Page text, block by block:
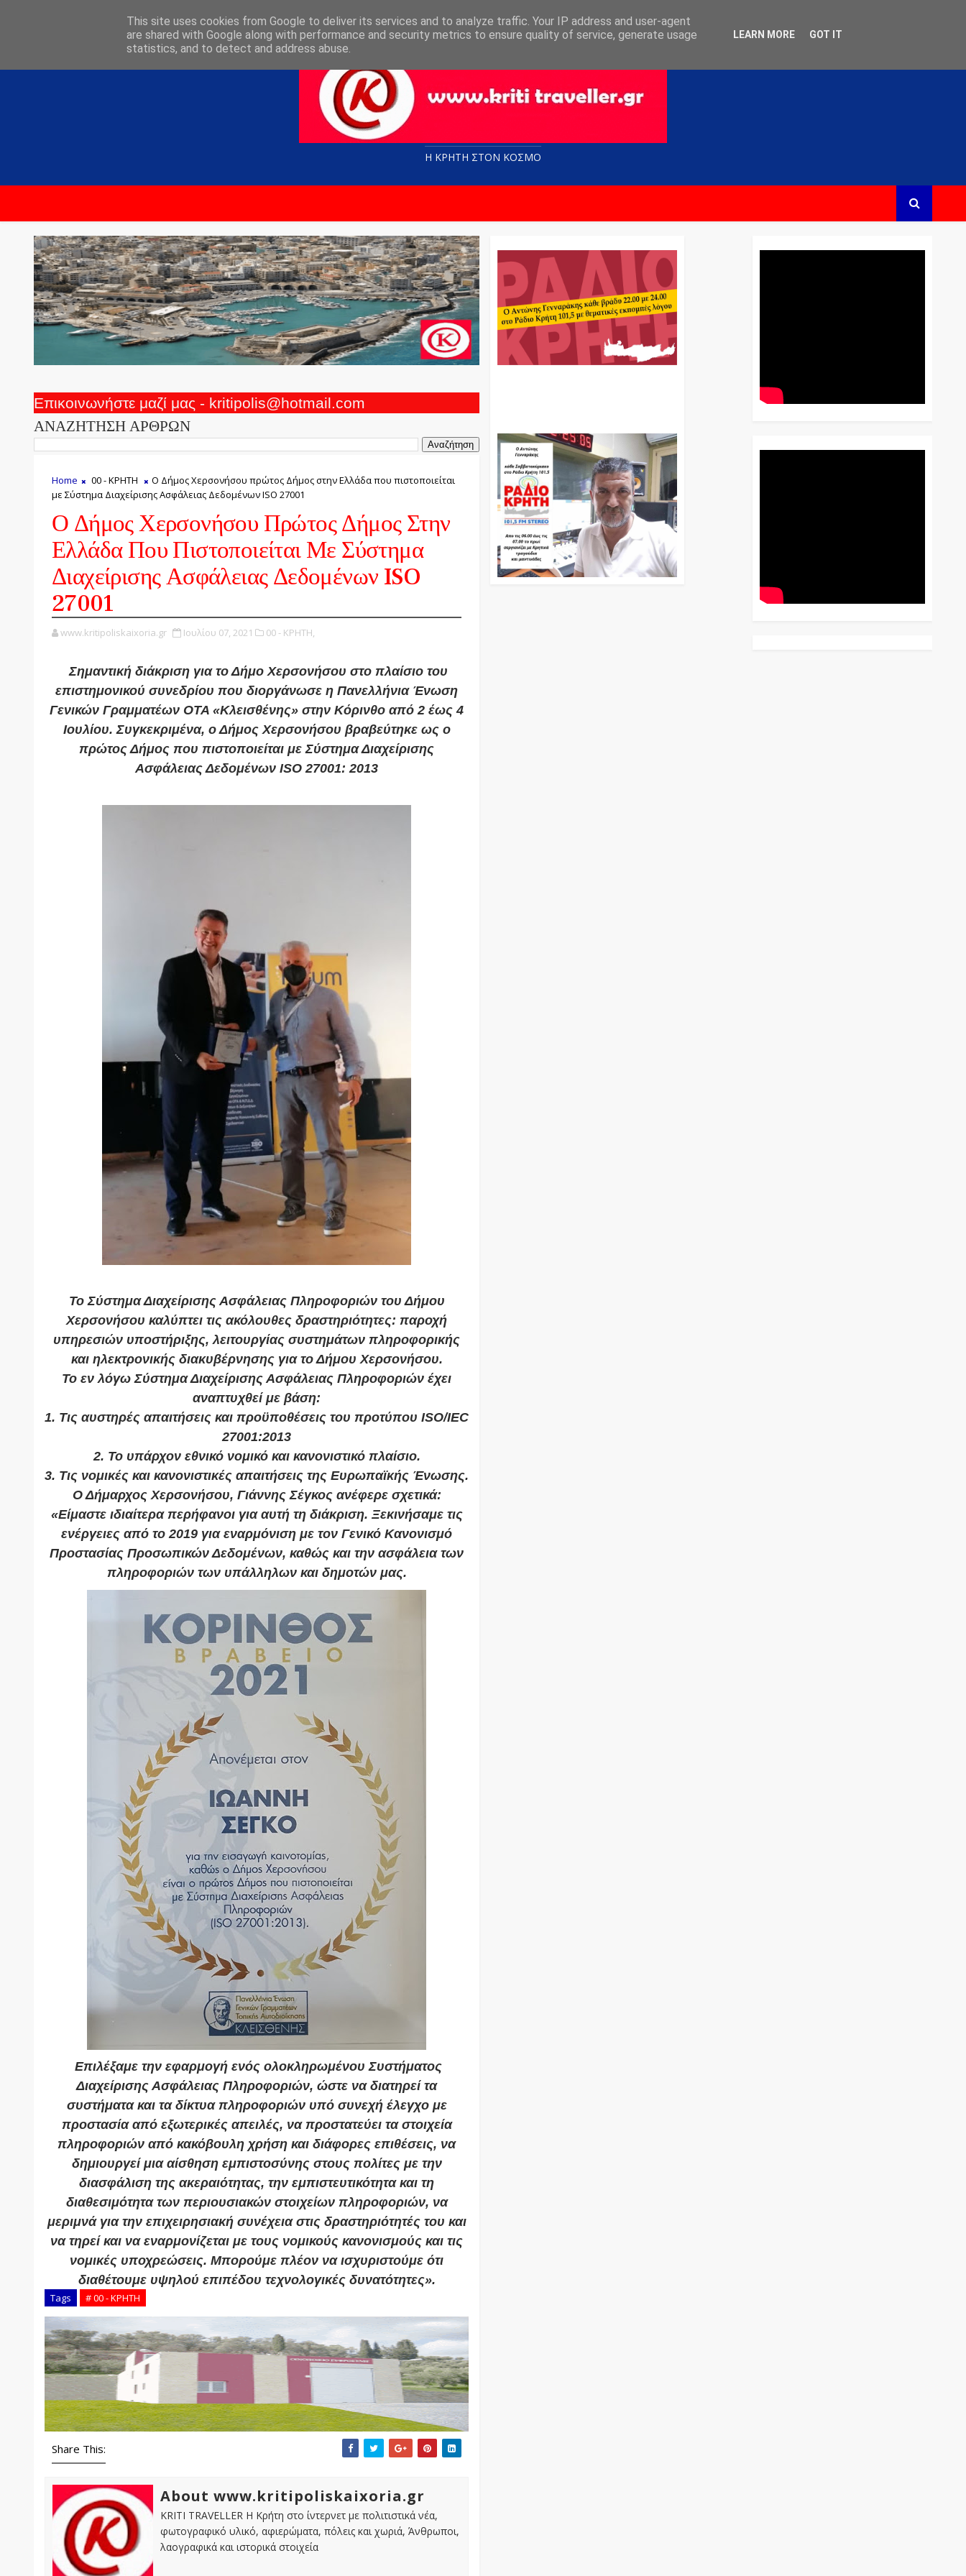
Η ΚΡΗΤΗ ΣΤΟN KOΣΜΟ
Επικοινωνήστε μαζί μας - kritipolis@hotmail.com
ΑΝΑΖΗΤΗΣΗ ΑΡΘΡΩΝ
Home 00 - ΚΡΗΤΗ
Ο Δήμος Χερσονήσου πρώτος Δήμος στην Ελλάδα που πιστοποιείται
με Σύστημα Διαχείρισης Ασφάλειας Δεδομένων ISO 27001
Ο Δήμος Χερσονήσου Πρώτος Δήμος Στην
Ελλάδα Που Πιστοποιείται Με Σύστημα
Διαχείρισης Ασφάλειας Δεδομένων ISO
27001
www.kritipoliskaixoria.gr Ιουλίου 07, 2021 00 - ΚΡΗΤΗ,
Σημαντική διάκριση για το Δήμο Χερσονήσου στο πλαίσιο του
επιστημονικού συνεδρίου που διοργάνωσε η Πανελλήνια Ένωση
Γενικών Γραμματέων OTA «Κλεισθένης» στην Κόρινθο από 2 έως 4
Ιουλίου. Συγκεκριμένα, ο Δήμος Χερσονήσου βραβεύτηκε ως ο
πρώτος Δήμος που πιστοποιείται με Σύστημα Διαχείρισης
Ασφάλειας Δεδομένων ISO 27001: 2013
Το Σύστημα Διαχείρισης Ασφάλειας Πληροφοριών του Δήμου
Χερσονήσου καλύπτει τις ακόλουθες δραστηριότητες: παροχή
υπηρεσιών υποστήριξης, λειτουργίας συστημάτων πληροφορικής
και ηλεκτρονικής διακυβέρνησης για το Δήμου Χερσονήσου.
Το εν λόγω Σύστημα Διαχείρισης Ασφάλειας Πληροφοριών έχει
αναπτυχθεί με βάση:
1. Τις αυστηρές απαιτήσεις και προϋποθέσεις του προτύπου ISO/IEC
27001:2013
2. Το υπάρχον εθνικό νομικό και κανονιστικό πλαίσιο.
3. Τις νομικές και κανονιστικές απαιτήσεις της Ευρωπαϊκής Ένωσης.
Ο Δήμαρχος Χερσονήσου, Γιάννης Σέγκος ανέφερε σχετικά:
«Είμαστε ιδιαίτερα περήφανοι για αυτή τη διάκριση. Ξεκινήσαμε τις
ενέργειες από το 2019 για εναρμόνιση με τον Γενικό Κανονισμό
Προστασίας Προσωπικών Δεδομένων, καθώς και την ασφάλεια των
πληροφοριών των υπάλληλων και δημοτών μας.
Επιλέξαμε την εφαρμογή ενός ολοκληρωμένου Συστήματος
Διαχείρισης Ασφάλειας Πληροφοριών, ώστε να διατηρεί τα
συστήματα και τα δίκτυα πληροφοριών υπό συνεχή έλεγχο με
προστασία από εξωτερικές απειλές, να προστατεύει τα στοιχεία
πληροφοριών από κακόβουλη χρήση και διάφορες επιθέσεις, να
δημιουργεί μια αίσθηση εμπιστοσύνης στους πολίτες με την
διασφάλιση της ακεραιότητας, την εμπιστευτικότητα και τη
διαθεσιμότητα των περιουσιακών στοιχείων πληροφοριών, να
μεριμνά για την επιχειρησιακή συνέχεια στις δραστηριότητές του και
να τηρεί και να εναρμονίζεται με τους νομικούς κανονισμούς και τις
νομικές υποχρεώσεις. Μπορούμε πλέον να ισχυριστούμε ότι
διαθέτουμε υψηλού επιπέδου τεχνολογικές δυνατότητες».
Tags # 00 - ΚΡΗΤΗ
Share This:
About www.kritipoliskaixoria.gr
KRITI TRAVELLER Η Κρήτη στο ίντερνετ με πολιτιστικά νέα,
φωτογραφικό υλικό, αφιερώματα, πόλεις και χωριά, Άνθρωποι,
λαογραφικά και ιστορικά στοιχεία
This site uses cookies from Google to deliver its services and to analyze traffic. Your IP address and user-agent
are shared with Google along with performance and security metrics to ensure quality of service, generate usage
statistics, and to detect and address abuse.
LEARN MORE GOT IT